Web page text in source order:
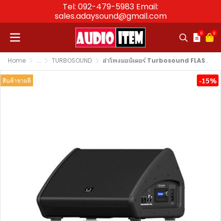
Tel: 092-479-5983 Email:
sales.adaysound@gmail.com
0 0
Home ... TURBOSOUND ลำโพงมอนิเตอร์ Turbosound FLASHLINE TFM122M Stage Monitor 12″
สินค้าขายดี -15%